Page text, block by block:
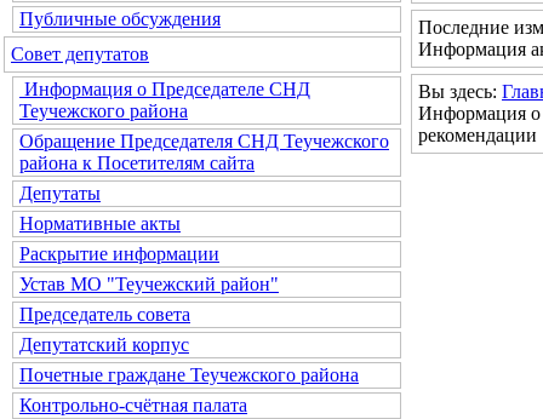
Публичные обсуждения
Совет депутатов
Информация о Председателе СНД
Теучежского района
Обращение Председателя СНД Теучежского
района к Посетителям сайта
Депутаты
Нормативные акты
Раскрытие информации
Устав МО "Теучежский район"
Председатель совета
Депутатский корпус
Почетные граждане Теучежского района
Контрольно-счётная палата
Последние
Информация
Вы здесь:
Информация о
рекомендации